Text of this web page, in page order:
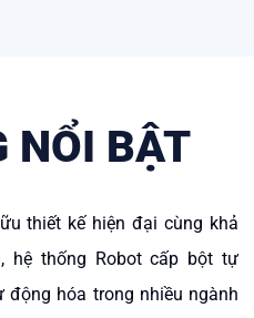
NỔI BẬT
thiết kế hiện đại cùng khả
hệ thống Robot cấp bột tự
hóa trong nhiều ngành